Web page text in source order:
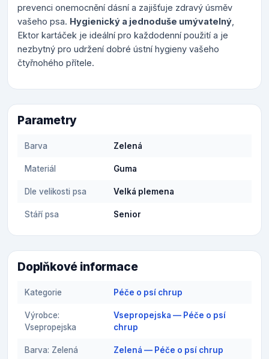
prevenci onemocnění dásní a zajišťuje zdravý úsměv
vašeho psa. Hygienický a jednoduše umývatelný
Ektor kartáček je ideální pro každodenní použití a je
nezbytný pro udržení dobré ústní hygieny vašeho
čtyřnohého přítele.
Parametry
Barva Zelená
Materiál Guma
Dle velikosti psa Velká plemena
Stáří psa Senior
Doplňkové informace
Kategorie Péče o psí chrup
Výrobce:
Vsepropejska
Vsepropejska — Péče o psí
chrup
Barva: Zelená Zelená — Péče o psí chrup